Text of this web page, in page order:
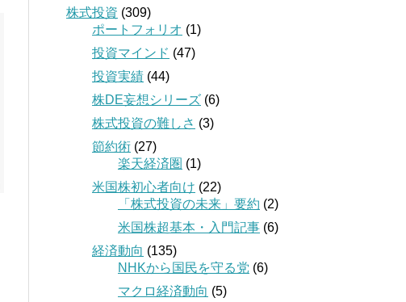
株式投資 (309)
ポートフォリオ (1)
投資マインド (47)
投資実績 (44)
株DE妄想シリーズ (6)
株式投資の難しさ (3)
節約術 (27)
楽天経済圏 (1)
米国株初心者向け (22)
「株式投資の未来」要約 (2)
米国株超基本・入門記事 (6)
経済動向 (135)
NHKから国民を守る党 (6)
マクロ経済動向 (5)